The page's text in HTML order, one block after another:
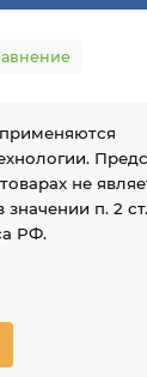
не
п. 2
РФ.